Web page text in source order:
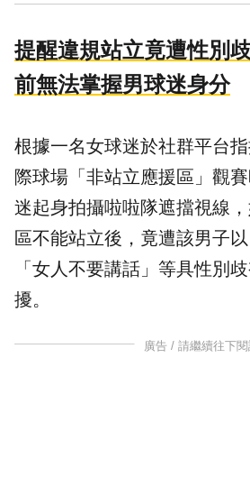
提醒違規站立竟遭性別
前無法掌握男球迷身分
根據一名女球迷於社群平台
際球場「非站立應援區」觀
迷起身拍攝啦啦隊遮擋視線
區不能站立後，竟遭該男子以
「女人不要講話」等具性別
擾。
廣告 / 請繼續往下閱